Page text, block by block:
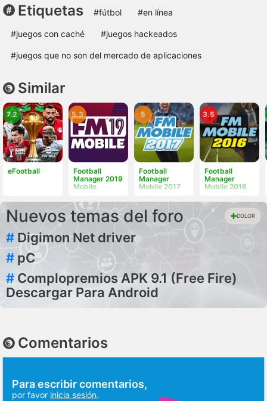
Etiquetas #fútbol #en línea
#juegos con caché #juegos hackeados
#juegos que no son del mercado de aplicaciones
Similar
eFootball
7.2
Football
Manager 2019
Mobile
5.3
Football
Manager
Mobile 2017
5
Football
Manager
Mobile 2016
3.5
Nuevos temas del foro DOLOR
# Digimon Net driver
# pC
# Complopremios APK 9.1 (Free Fire)
Descargar Para Android
Comentarios
Para escribir comentarios,
por favor inicia sesión.